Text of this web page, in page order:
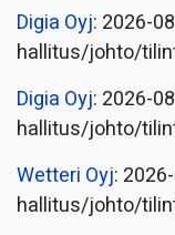
Digia Oyj: 2026-
hallitus/johto/
Digia Oyj: 2026-
hallitus/johto/
Wetteri Oyj:
hallitus/johto/